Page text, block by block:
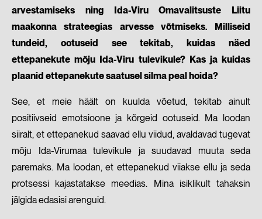
arvestamiseks ning Ida-Viru Omavalitsuste Liitu
maakonna strateegias arvesse võtmiseks. Milliseid
tundeid, ootuseid see tekitab, kuidas näed
ettepanekute mõju Ida-Viru tulevikule? Kas ja kuidas
plaanid ettepanekute saatusel silma peal hoida?
See, et meie häält on kuulda võetud, tekitab ainult
positiivseid emotsioone ja kõrgeid ootuseid. Ma loodan
siiralt, et ettepanekud saavad ellu viidud, avaldavad tugevat
mõju Ida-Virumaa tulevikule ja suudavad muuta seda
paremaks. Ma loodan, et ettepanekud viiakse ellu ja seda
protsessi kajastatakse meedias. Mina isiklikult tahaksin
jälgida edasisi arenguid.